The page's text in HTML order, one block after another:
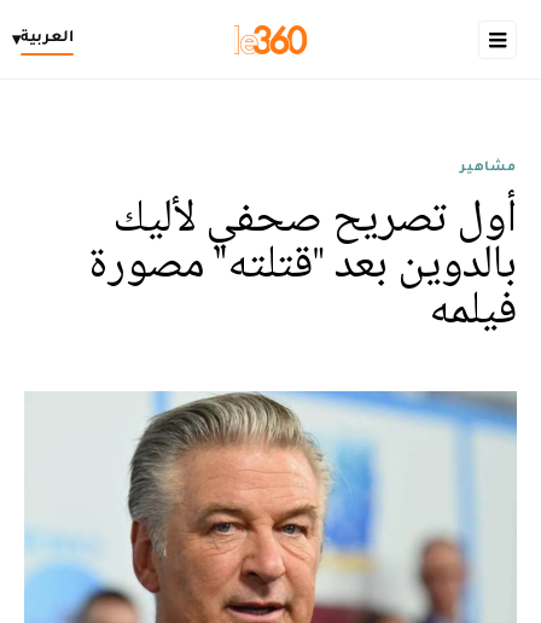
العربية▾
مشاهير
أول تصريح صحفي لأليك
بالدوين بعد "قتلته" مصورة
فيلمه